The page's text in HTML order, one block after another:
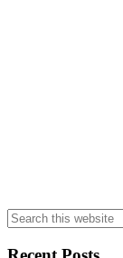
Search
this
website